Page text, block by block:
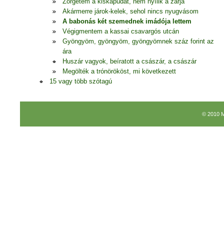
Akármerre járok-kelek, sehol nincs nyugvásom
A babonás két szemednek imádója lettem
Végigmentem a kassai csavargós utcán
Gyöngyöm, gyöngyöm, gyöngyömnek száz forint az
ára
Huszár vagyok, beíratott a császár, a császár
Megölték a trónörököst, mi következett
15 vagy több szótagú
© 2010